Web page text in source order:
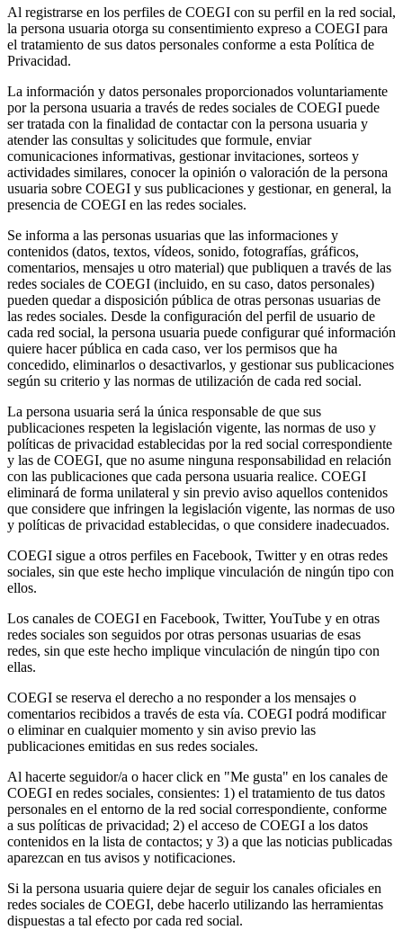
Al registrarse en los perfiles de COEGI con su perfil en la red social,
la persona usuaria otorga su consentimiento expreso a COEGI para
el tratamiento de sus datos personales conforme a esta Política de
Privacidad.
La información y datos personales proporcionados voluntariamente
por la persona usuaria a través de redes sociales de COEGI puede
ser tratada con la finalidad de contactar con la persona usuaria y
atender las consultas y solicitudes que formule, enviar
comunicaciones informativas, gestionar invitaciones, sorteos y
actividades similares, conocer la opinión o valoración de la persona
usuaria sobre COEGI y sus publicaciones y gestionar, en general, la
presencia de COEGI en las redes sociales.
Se informa a las personas usuarias que las informaciones y
contenidos (datos, textos, vídeos, sonido, fotografías, gráficos,
comentarios, mensajes u otro material) que publiquen a través de las
redes sociales de COEGI (incluido, en su caso, datos personales)
pueden quedar a disposición pública de otras personas usuarias de
las redes sociales. Desde la configuración del perfil de usuario de
cada red social, la persona usuaria puede configurar qué información
quiere hacer pública en cada caso, ver los permisos que ha
concedido, eliminarlos o desactivarlos, y gestionar sus publicaciones
según su criterio y las normas de utilización de cada red social.
La persona usuaria será la única responsable de que sus
publicaciones respeten la legislación vigente, las normas de uso y
políticas de privacidad establecidas por la red social correspondiente
y las de COEGI, que no asume ninguna responsabilidad en relación
con las publicaciones que cada persona usuaria realice. COEGI
eliminará de forma unilateral y sin previo aviso aquellos contenidos
que considere que infringen la legislación vigente, las normas de uso
y políticas de privacidad establecidas, o que considere inadecuados.
COEGI sigue a otros perfiles en Facebook, Twitter y en otras redes
sociales, sin que este hecho implique vinculación de ningún tipo con
ellos.
Los canales de COEGI en Facebook, Twitter, YouTube y en otras
redes sociales son seguidos por otras personas usuarias de esas
redes, sin que este hecho implique vinculación de ningún tipo con
ellas.
COEGI se reserva el derecho a no responder a los mensajes o
comentarios recibidos a través de esta vía. COEGI podrá modificar
o eliminar en cualquier momento y sin aviso previo las
publicaciones emitidas en sus redes sociales.
Al hacerte seguidor/a o hacer click en "Me gusta" en los canales de
COEGI en redes sociales, consientes: 1) el tratamiento de tus datos
personales en el entorno de la red social correspondiente, conforme
a sus políticas de privacidad; 2) el acceso de COEGI a los datos
contenidos en la lista de contactos; y 3) a que las noticias publicadas
aparezcan en tus avisos y notificaciones.
Si la persona usuaria quiere dejar de seguir los canales oficiales en
redes sociales de COEGI, debe hacerlo utilizando las herramientas
dispuestas a tal efecto por cada red social.